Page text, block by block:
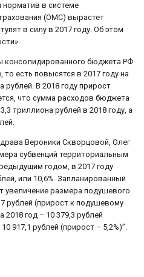
в системе
(ОМС) вырастет
в силу в 2017 году. Об этом
консолидированного бюджета РФ
то есть повысятся в 2017 году на
рублей. В 2018 году прирост
что сумма расходов бюджета
триллиона рублей в 2018 году, а
Вероники Скворцовой, Олег
субвенций территориальным
годом, в 2017 году
или 10,6%. Запланированный
увеличение размера подушевого
рублей (прирост к подушевому
2018 год – 10 379,3 рублей
917,1 рублей (прирост – 5,2%)”.